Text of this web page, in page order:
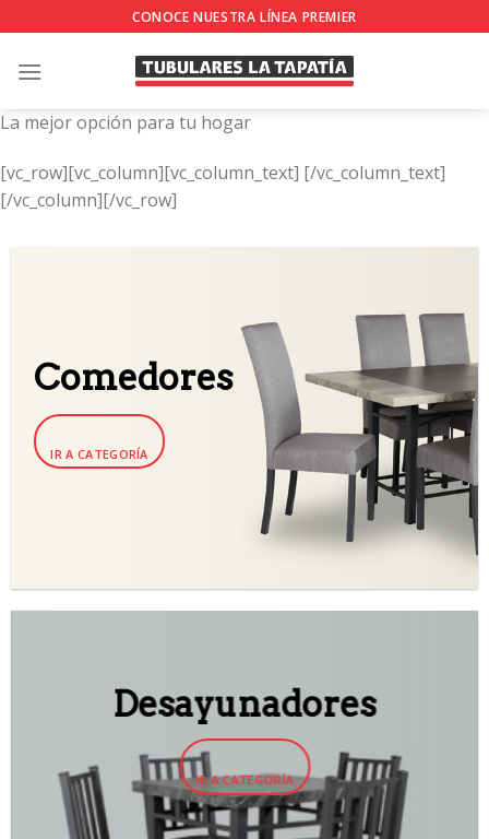
to
content
CONOCE NUESTRA LÍNEA PREMIER
La mejor opción para tu hogar
[vc_row][vc_column][vc_column_text] [/vc_column_text]
[/vc_column][/vc_row]
Comedores
IR A CATEGORÍA
Desayunadores
IR A CATEGORÍA